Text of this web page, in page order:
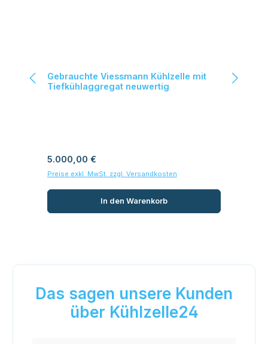
Bewertung von 5 von 5 Sternen
Gebrauchte Viessmann Kühlzelle mit
Tiefkühlaggregat neuwertig
Regulärer Preis:
5.000,00 €
Preise exkl. MwSt. zzgl. Versandkosten
In den Warenkorb
Das sagen unsere Kunden
über Kühlzelle24